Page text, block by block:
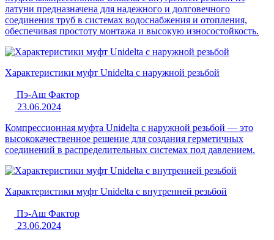
латуни предназначена для надежного и долговечного
соединения труб в системах водоснабжения и отопления,
обеспечивая простоту монтажа и высокую износостойкость.
Характеристики муфт Unidelta с наружной резьбой
Пэ-Аш Фактор
23.06.2024
Компрессионная муфта Unidelta с наружной резьбой — это
высококачественное решение для создания герметичных
соединений в распределительных системах под давлением.
Характеристики муфт Unidelta с внутренней резьбой
Пэ-Аш Фактор
23.06.2024